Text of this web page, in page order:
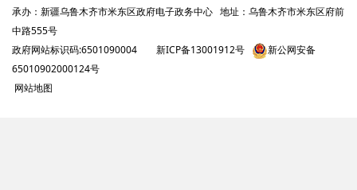
承办：新疆乌鲁木齐市米东区政府电子政务中心 地址：乌鲁木齐市米东区府前
中路555号
政府网站标识码:6501090004
新ICP备13001912号
新公网安备
65010902000124号
网站地图